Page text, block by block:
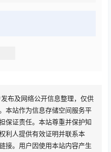
布及网络公开信息整理，仅供
本站作为信息存储空间服务平
保证责任。本站尊重并保护知
利人提供有效证明并联系本
接。用户因使用本站内容产生